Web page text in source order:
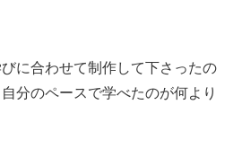
に合わせて制作して下さったの
分のペースで学べたのが何より